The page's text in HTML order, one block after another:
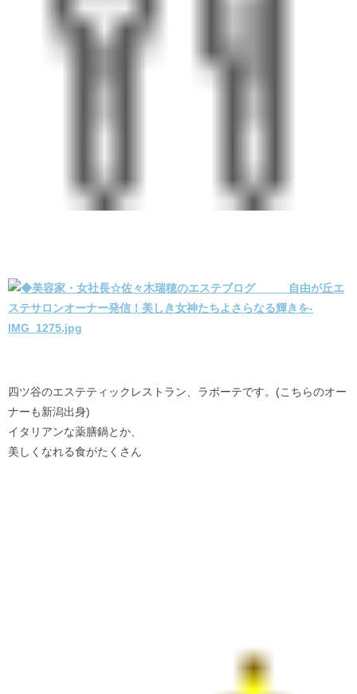
四ツ谷のエステティックレストラン、ラボーテです。(こちらのオー
ナーも新潟出身)
イタリアンな薬膳鍋とか、
美しくなれる食がたくさん